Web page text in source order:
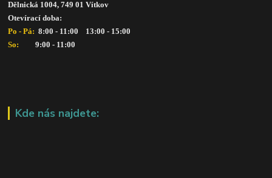
Dělnická 1004, 749 01 Vítkov
Otevírací doba:
Po - Pá: 8:00 - 11:00    13:00 - 15:00
So:
      9:00 - 11:00
Kde nás najdete: